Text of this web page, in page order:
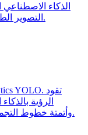
الذكاء
التصوير الطبي، والتشخيص الأكثر ذكاءً، ومراقبة المرضى.
الرؤية
والامتثال لمعدات الوقاية الشخصية (PPE)، وأتمتة خطوط التجميع.